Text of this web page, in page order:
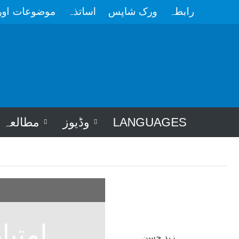
موضوعات اساتذہ ورک شاپس رابطہ
وڈیوز LANGUAGES